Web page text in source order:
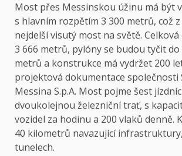
Most přes Messinskou úžinu má být
s hlavním rozpětím 3 300 metrů, což
nejdelší visutý most na světě.
3 666 metrů, pylóny se budou tyčit do
metrů a konstrukce má vydržet 200
projektová dokumentace společnosti
Messina S.p.A. Most pojme šest
dvoukolejnou železniční trať, s
vozidel za hodinu a 200 vlaků denně.
40 kilometrů navazující
tunelech.